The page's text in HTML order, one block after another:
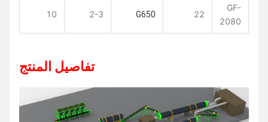
2080
تفاصيل المنتج